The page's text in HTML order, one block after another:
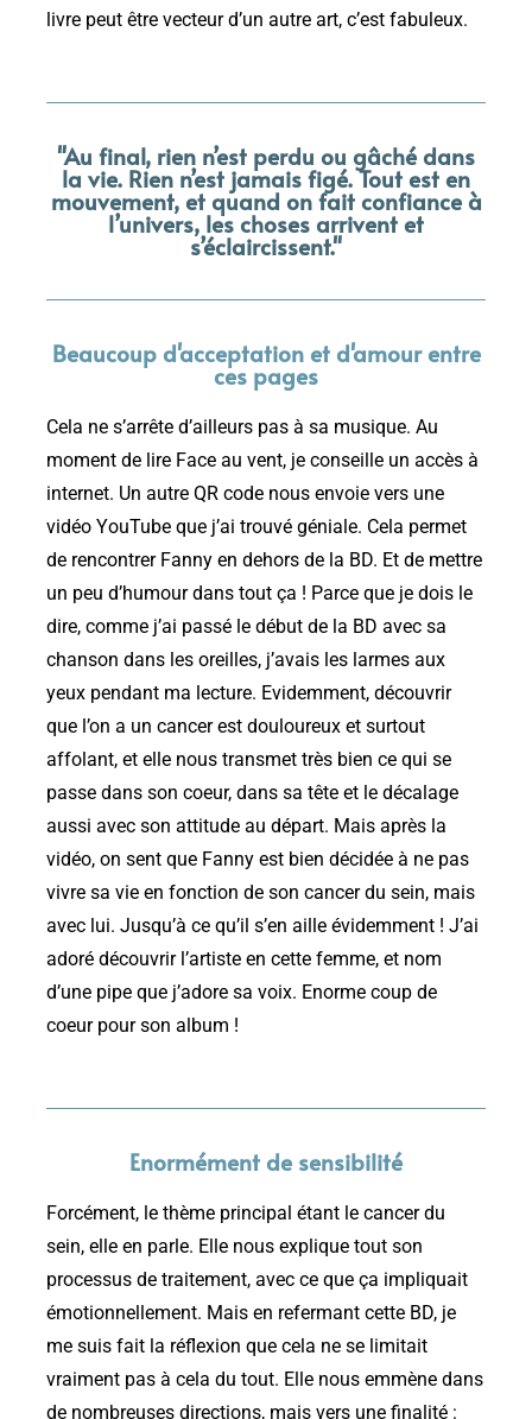
livre peut être vecteur d’un autre art, c’est fabuleux.
"Au final, rien n’est perdu ou gâché dans
la vie. Rien n’est jamais figé. Tout est en
mouvement, et quand on fait confiance à
l’univers, les choses arrivent et
s’éclaircissent."
Beaucoup d'acceptation et d'amour entre
ces pages
Cela ne s’arrête d’ailleurs pas à sa musique. Au
moment de lire Face au vent, je conseille un accès à
internet. Un autre QR code nous envoie vers une
vidéo YouTube que j’ai trouvé géniale. Cela permet
de rencontrer Fanny en dehors de la BD. Et de mettre
un peu d’humour dans tout ça ! Parce que je dois le
dire, comme j’ai passé le début de la BD avec sa
chanson dans les oreilles, j’avais les larmes aux
yeux pendant ma lecture. Evidemment, découvrir
que l’on a un cancer est douloureux et surtout
affolant, et elle nous transmet très bien ce qui se
passe dans son coeur, dans sa tête et le décalage
aussi avec son attitude au départ. Mais après la
vidéo, on sent que Fanny est bien décidée à ne pas
vivre sa vie en fonction de son cancer du sein, mais
avec lui. Jusqu’à ce qu’il s’en aille évidemment ! J’ai
adoré découvrir l’artiste en cette femme, et nom
d’une pipe que j’adore sa voix. Enorme coup de
coeur pour son album !
Enormément de sensibilité
Forcément, le thème principal étant le cancer du
sein, elle en parle. Elle nous explique tout son
processus de traitement, avec ce que ça impliquait
émotionnellement. Mais en refermant cette BD, je
me suis fait la réflexion que cela ne se limitait
vraiment pas à cela du tout. Elle nous emmène dans
de nombreuses directions, mais vers une finalité :